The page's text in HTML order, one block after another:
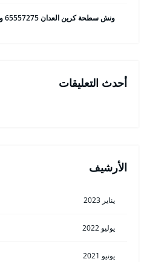
ونش سطحة كرين العدان 65557275 ونش سحب وانقاذ سيارات
أحدث التعليقات
الأرشيف
يناير 2023
يوليو 2022
يونيو 2021